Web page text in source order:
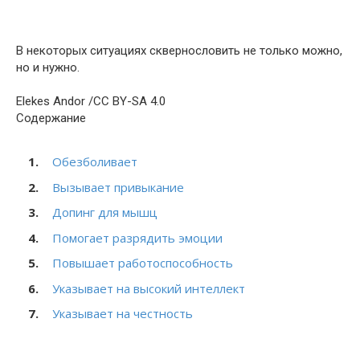
В некоторых ситуациях сквернословить не только можно,
но и нужно.
Elekes Andor /CC BY-SA 4.0
Содержание
Обезболивает
Вызывает привыкание
Допинг для мышц
Помогает разрядить эмоции
Повышает работоспособность
Указывает на высокий интеллект
Указывает на честность